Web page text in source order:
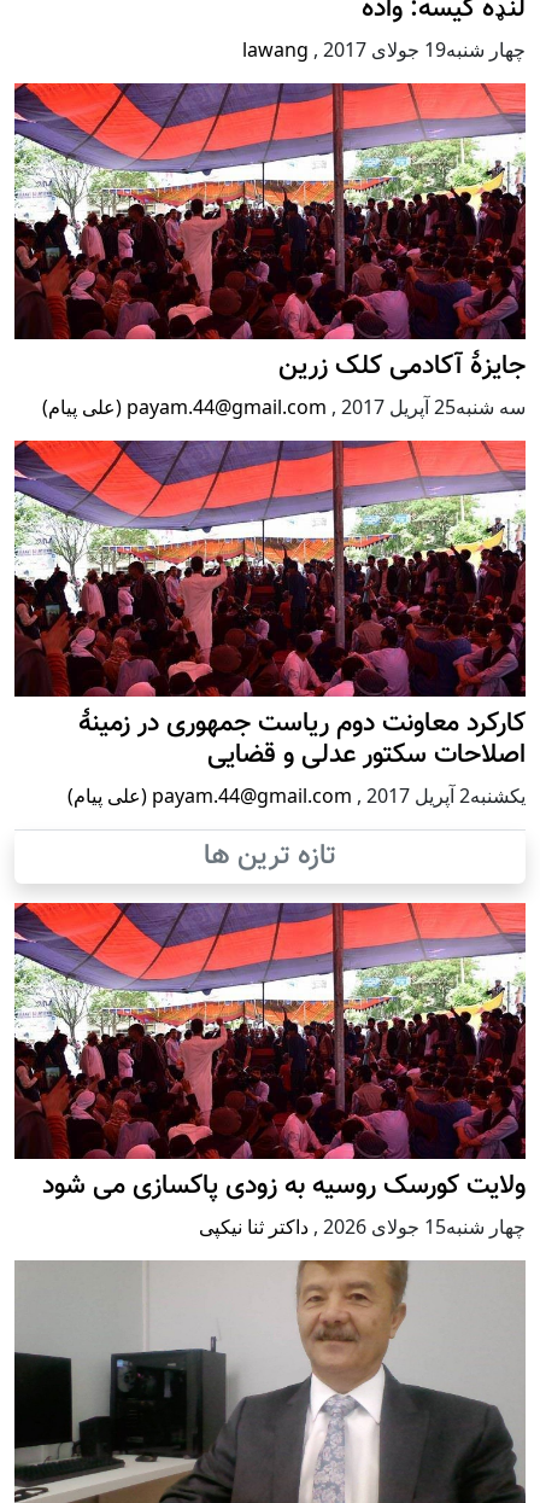
لنډه کیسه: واده
چهار شنبه19 جولای 2017 ,
lawang
جایزۀ آکادمی کلک زرین
سه شنبه25 آپریل 2017 , payam.44@gmail.com (علی پیام)
کارکرد معاونت دوم ریاست جمهوری در زمینۀ
اصلاحات سکتور عدلی و قضایی
يكشنبه2 آپریل 2017 , payam.44@gmail.com (علی پیام)
تازه ترین ها
ولایت کورسک روسیه به زودی پاکسازی می شود
چهار شنبه15 جولای 2026 , داکتر ثنا نیکپی